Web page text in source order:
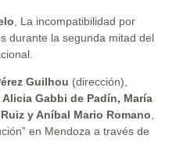
, La incompatibilidad por
durante la segunda mitad del
Guilhou (dirección),
Gabbi de Padín, María
y Aníbal Mario Romano
en Mendoza a través de